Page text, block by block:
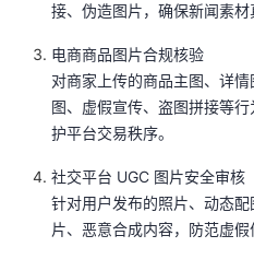
子
直
的
动
我
关
注
课
程
的
认
证
我
的
实
验
我
的
收
藏
术
持
云
建
议
接、伪造图片，确保新闻素材
电商商品图片合规核验
对商家上传的商品主图、详
图、虚假宣传、盗图拼接等
护平台交易秩序。
社交平台 UGC 图片安全审核
针对用户发布的照片、动态
片、恶意合成内容，防范虚假